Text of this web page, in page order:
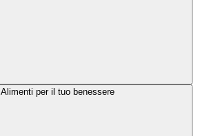
Alimenti per il tuo benessere